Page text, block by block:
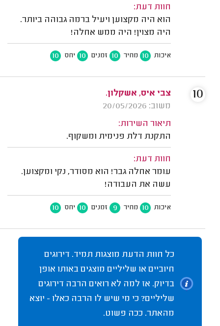
חוות דעת:
הוא היה מקצוען ויעיל ברמה גבוהה ביותר.
היה מצוין! היה ממש אחלה!
איכות 10 מחיר 10 זמנים 10 יחס 10
צבי איס, אשקלון.
משוב: 20/05/2026
תיאור השירות:
התקנת דלת פנימית ומשקוף.
חוות דעת:
עומר אחלה גבר! הוא מסודר, נקי ומקצוען.
עשה את העבודה!
איכות 10 מחיר 9 זמנים 10 יחס 10
10
כל חוות הדעת מוצגות תמיד. דירוגים
חיוביים או שליליים מוצגים באותו אופן
בדיוק. אז למה לא רואים הרבה דירוגים
שליליים? כי מי שיש לו הרבה כאלו - יוצא
מהאתר. ככה פשוט.